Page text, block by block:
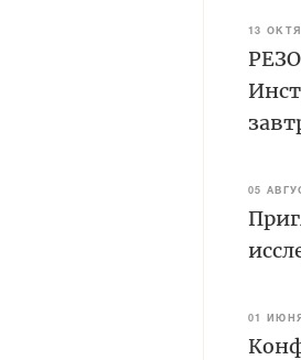
13
05
01